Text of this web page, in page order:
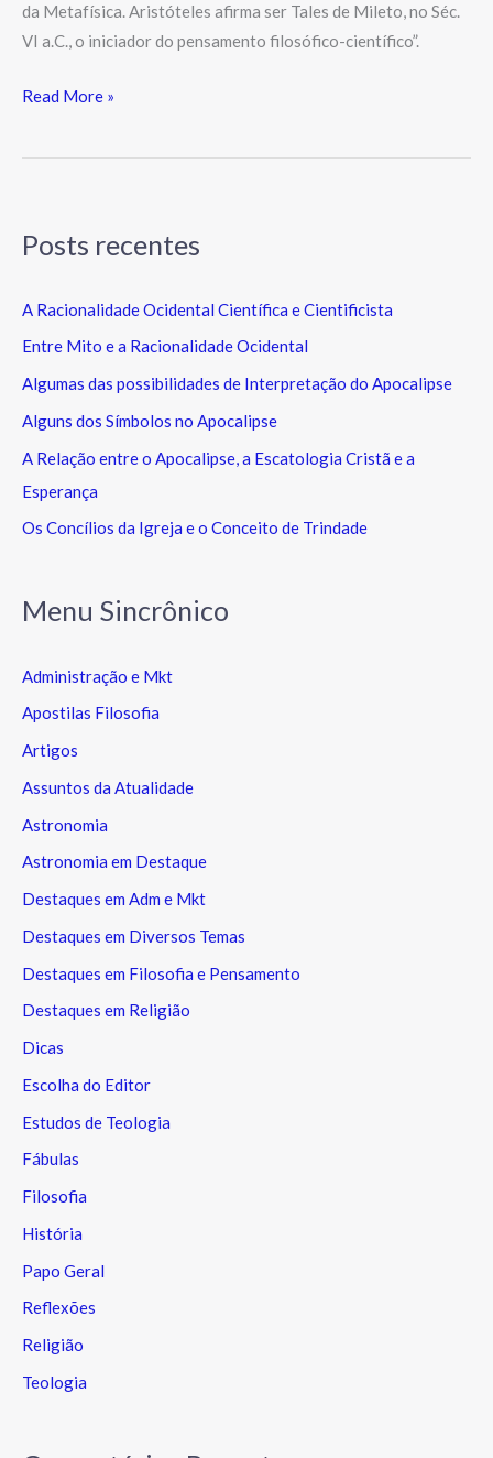
da Metafísica. Aristóteles afirma ser Tales de Mileto, no Séc.
VI a.C., o iniciador do pensamento filosófico-científico”.
Read More »
Posts recentes
A Racionalidade Ocidental Científica e Cientificista
Entre Mito e a Racionalidade Ocidental
Algumas das possibilidades de Interpretação do Apocalipse
Alguns dos Símbolos no Apocalipse
A Relação entre o Apocalipse, a Escatologia Cristã e a
Esperança
Os Concílios da Igreja e o Conceito de Trindade
Menu Sincrônico
Administração e Mkt
Apostilas Filosofia
Artigos
Assuntos da Atualidade
Astronomia
Astronomia em Destaque
Destaques em Adm e Mkt
Destaques em Diversos Temas
Destaques em Filosofia e Pensamento
Destaques em Religião
Dicas
Escolha do Editor
Estudos de Teologia
Fábulas
Filosofia
História
Papo Geral
Reflexões
Religião
Teologia